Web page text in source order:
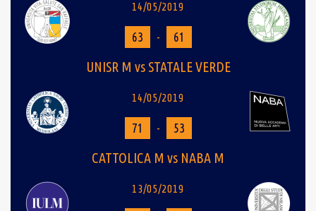
14/05/2019
63 - 61
UNISR M vs STATALE VERDE
14/05/2019
71 - 53
CATTOLICA M vs NABA M
13/05/2019